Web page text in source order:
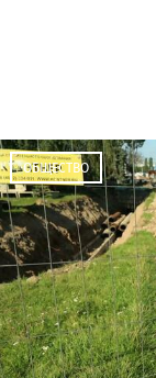
ОБЩЕСТВО